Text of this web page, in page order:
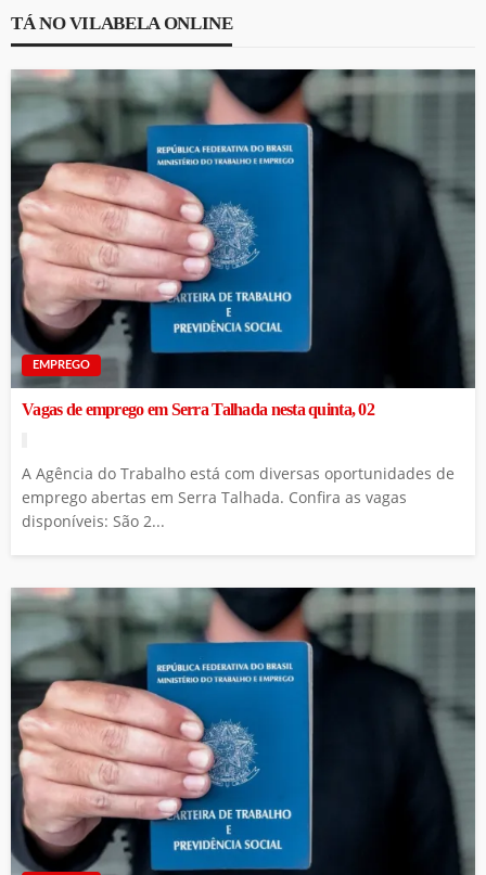
TÁ NO VILABELA ONLINE
EMPREGO
Vagas de emprego em Serra Talhada nesta quinta, 02
A Agência do Trabalho está com diversas oportunidades de
emprego abertas em Serra Talhada. Confira as vagas
disponíveis: São 2...